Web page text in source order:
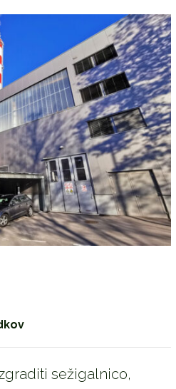
sežigalnico,